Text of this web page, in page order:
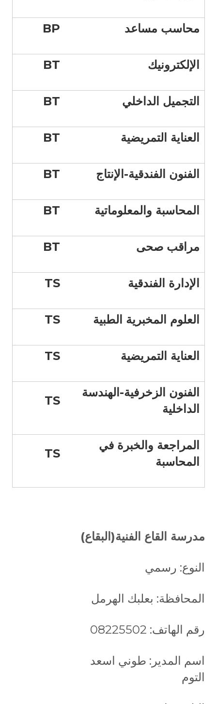
BP محاسب مساعد
BT الإلكترونيك
BT التجميل الداخلي
BT العناية التمريضية
BT الفنون الفندقية-الإنتاج
BT المحاسبة والمعلوماتية
BT مراقب صحى
TS الإدارة الفندقية
TS العلوم المخبرية الطبية
TS العناية التمريضية
TS
الفنون الزخرفية-الهندسة
الداخلية
TS
المراجعة والخبرة في
المحاسبة
مدرسة القاع الفنية(البقاع)
النوع: رسمي
المحافظة: بعلبك الهرمل
رقم الهاتف: 08225502
اسم المدير: طوني اسعد
التوم